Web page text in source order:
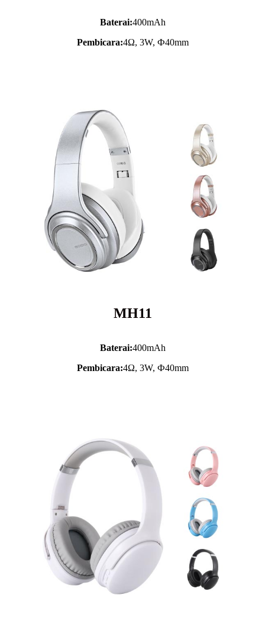
Baterai:400mAh
Pembicara:4Ω, 3W, Ф40mm
MH11
Baterai:400mAh
Pembicara:4Ω, 3W, Ф40mm